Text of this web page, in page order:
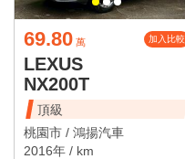
69.80 萬 加入比較
LEXUS
NX200T
頂級
桃園市 / 鴻揚汽車
2016年 / km